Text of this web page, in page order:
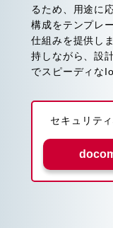
るため、用途に
構成をテンプレ
仕組みを提供し
持しながら、設
でスピーディな
セキュリテ